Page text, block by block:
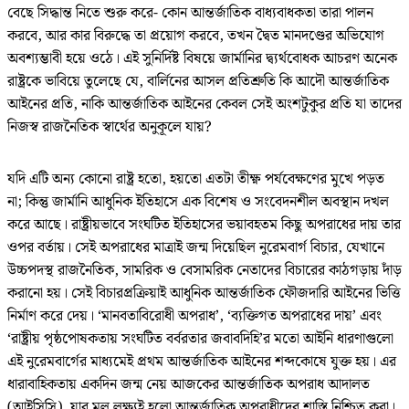
বেছে সিদ্ধান্ত নিতে শুরু করে- কোন আন্তর্জাতিক বাধ্যবাধকতা তারা পালন
করবে, আর কার বিরুদ্ধে তা প্রয়োগ করবে, তখন দ্বৈত মানদণ্ডের অভিযোগ
অবশ্যম্ভাবী হয়ে ওঠে। এই সুনির্দিষ্ট বিষয়ে জার্মানির দ্ব্যর্থবোধক আচরণ অনেক
রাষ্ট্রকে ভাবিয়ে তুলেছে যে, বার্লিনের আসল প্রতিশ্রুতি কি আদৌ আন্তর্জাতিক
আইনের প্রতি, নাকি আন্তর্জাতিক আইনের কেবল সেই অংশটুকুর প্রতি যা তাদের
নিজস্ব রাজনৈতিক স্বার্থের অনুকূলে যায়?
যদি এটি অন্য কোনো রাষ্ট্র হতো, হয়তো এতটা তীক্ষ্ণ পর্যবেক্ষণের মুখে পড়ত
না; কিন্তু জার্মানি আধুনিক ইতিহাসে এক বিশেষ ও সংবেদনশীল অবস্থান দখল
করে আছে। রাষ্ট্রীয়ভাবে সংঘটিত ইতিহাসের ভয়াবহতম কিছু অপরাধের দায় তার
ওপর বর্তায়। সেই অপরাধের মাত্রাই জন্ম দিয়েছিল নুরেমবার্গ বিচার, যেখানে
উচ্চপদস্থ রাজনৈতিক, সামরিক ও বেসামরিক নেতাদের বিচারের কাঠগড়ায় দাঁড়
করানো হয়। সেই বিচারপ্রক্রিয়াই আধুনিক আন্তর্জাতিক ফৌজদারি আইনের ভিত্তি
নির্মাণ করে দেয়। ‘মানবতাবিরোধী অপরাধ’, ‘ব্যক্তিগত অপরাধের দায়’ এবং
‘রাষ্ট্রীয় পৃষ্ঠপোষকতায় সংঘটিত বর্বরতার জবাবদিহি’র মতো আইনি ধারণাগুলো
এই নুরেমবার্গের মাধ্যমেই প্রথম আন্তর্জাতিক আইনের শব্দকোষে যুক্ত হয়। এর
ধারাবাহিকতায় একদিন জন্ম নেয় আজকের আন্তর্জাতিক অপরাধ আদালত